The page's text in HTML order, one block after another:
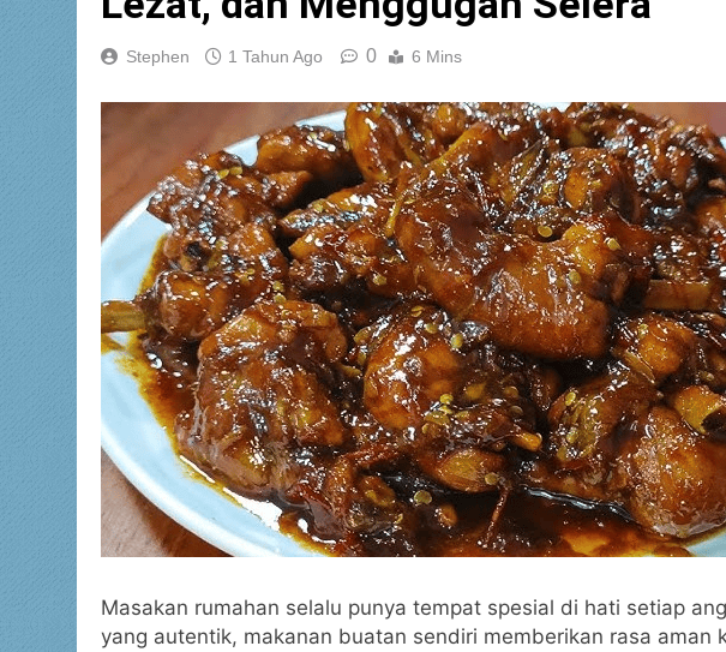
Stephen 1 Tahun Ago 0 6 Mins
Masakan rumahan selalu punya tempat spesial di hati setiap
yang autentik, makanan buatan sendiri memberikan rasa aman